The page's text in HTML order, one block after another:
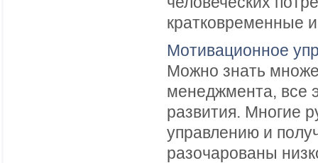
кратковременные
Мотивационное
Можно знать
менеджмента, все
развития. Многие
управлению и
разочарованы